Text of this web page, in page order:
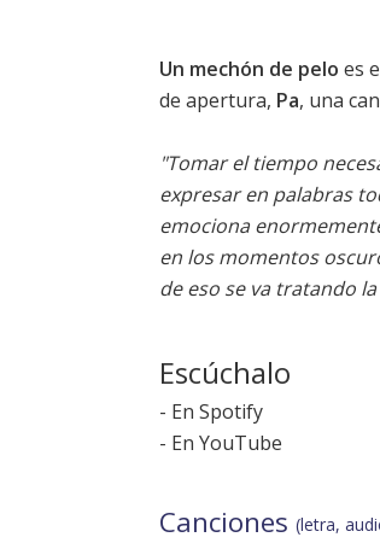
Un mechón de pelo es
de apertura, Pa, una
"Tomar el tiempo
expresar en palabras
emociona
en los momentos
de eso se va tratando
Escúchalo
- En Spotify
- En YouTube
Canciones (letra,